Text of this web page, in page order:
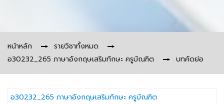
หน้าหลัก → รายวิชาทั้งหมด
→
อ30232_265 ภาษาอังกฤษเสริมทักษะ ครูบัณฑิต
→ บทคัดย่อ
อ30232_265 ภาษาอังกฤษเสริมทักษะ ครูบัณฑิต